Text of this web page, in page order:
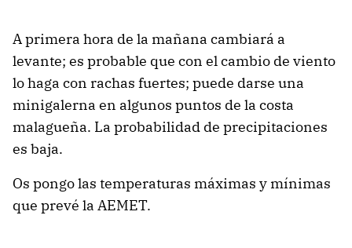
A primera hora de la mañana cambiará a
levante; es probable que con el cambio de viento
lo haga con rachas fuertes; puede darse una
minigalerna en algunos puntos de la costa
malagueña. La probabilidad de precipitaciones
es baja.
Os pongo las temperaturas máximas y mínimas
que prevé la AEMET.